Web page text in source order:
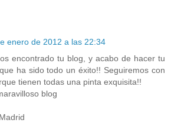
enero de 2012 a las 22:34
encontrado tu blog, y acabo de hacer tu
ha sido todo un éxito!! Seguiremos con
tienen todas una pinta exquisita!!
blog